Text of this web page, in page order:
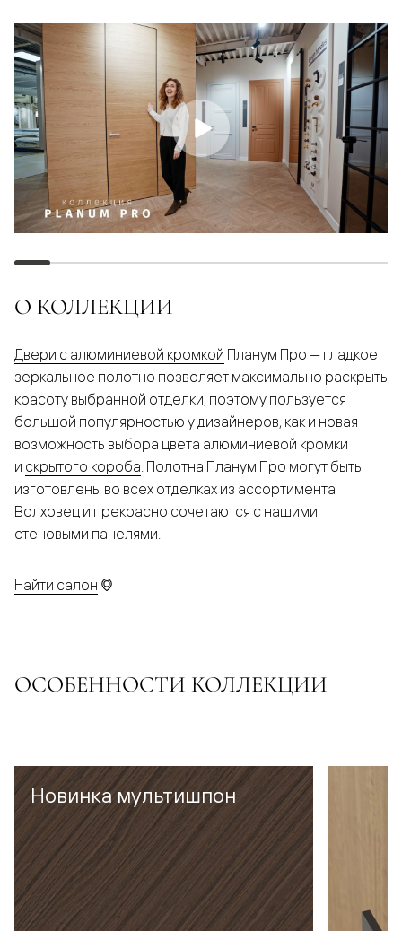
О КОЛЛЕКЦИИ
Двери с алюминиевой кромкой Планум Про — гладкое
зеркальное полотно позволяет максимально раскрыть
красоту выбранной отделки, поэтому пользуется
большой популярностью у дизайнеров, как и новая
возможность выбора цвета алюминиевой кромки
и скрытого короба. Полотна Планум Про могут быть
изготовлены во всех отделках из ассортимента
Волховец и прекрасно сочетаются с нашими
стеновыми панелями.
Найти салон
ОСОБЕННОСТИ КОЛЛЕКЦИИ
Новинка мультишпон